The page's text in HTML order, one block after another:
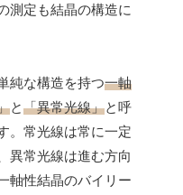
測定も結晶の構造に
純な構造を持つ一軸
と「異常光線」と呼
。常光線は常に一定
異常光線は進む方向
軸性結晶のバイリー